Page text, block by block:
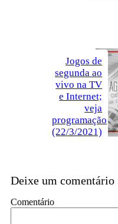
Jogos de
segunda ao
vivo na TV
e Internet;
veja
programação
(22/3/2021)
Deixe um comentário
Comentário